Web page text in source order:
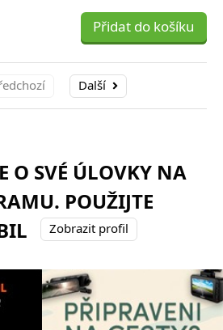
Přidat do košíku
Další
O SVÉ ÚLOVKY NA
POUŽIJTE
Zobrazit profil